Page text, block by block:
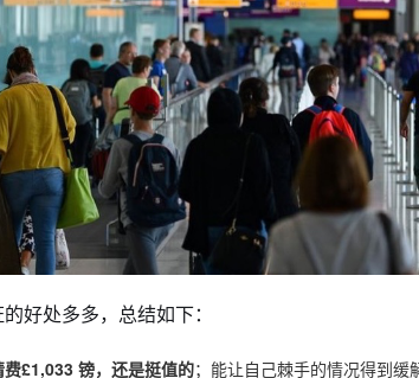
好处多多，总结如下：
£1,033 镑，还是挺值的；能让自己棘手的情况得到缓